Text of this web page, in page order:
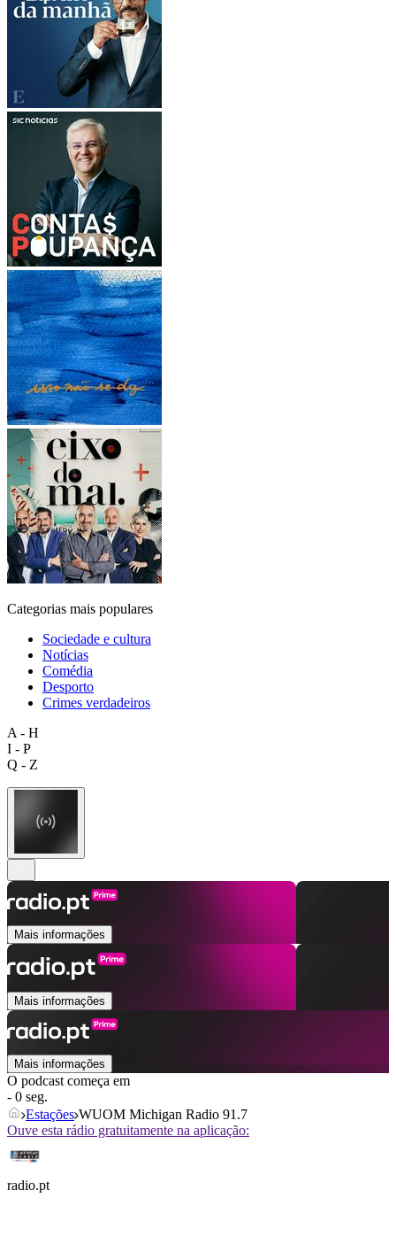
Categorias mais populares
Sociedade e cultura
Notícias
Comédia
Desporto
Crimes verdadeiros
A - H
I - P
Q - Z
Mais informações
Mais informações
Mais informações
O podcast começa em
- 0 seg.
Estações WUOM Michigan Radio 91.7
Ouve esta rádio gratuitamente na aplicação:
radio.pt